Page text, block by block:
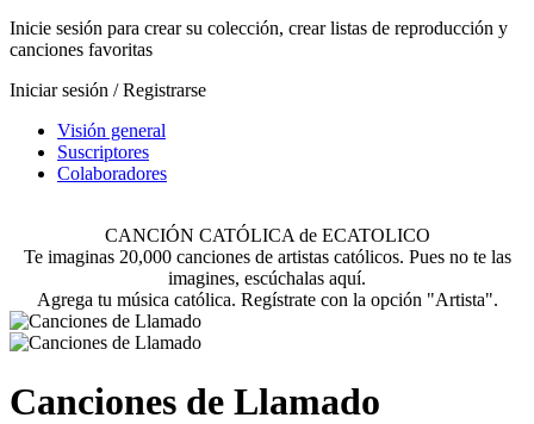
Inicie sesión para crear su colección, crear listas de reproducción y
canciones favoritas
Iniciar sesión / Registrarse
Visión general
Suscriptores
Colaboradores
CANCIÓN CATÓLICA de ECATOLICO
Te imaginas 20,000 canciones de artistas católicos. Pues no te las
imagines, escúchalas aquí.
Agrega tu música católica. Regístrate con la opción "Artista".
Canciones de Llamado